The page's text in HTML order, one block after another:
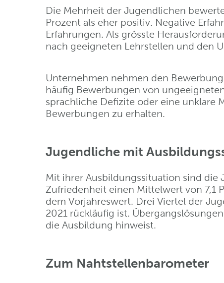
Die Mehrheit der Jugendlichen
Prozent als eher positiv. Negative
Erfahrungen. Als grösste
nach geeigneten Lehrstellen und den
Unternehmen nehmen den
häufig Bewerbungen von
sprachliche Defizite oder eine unklare
Bewerbungen zu erhalten.
Jugendliche mit
Mit ihrer Ausbildungssituation sind die
Zufriedenheit einen Mittelwert von 7,1
dem Vorjahreswert. Drei Viertel der
2021 rückläufig ist.
die Ausbildung hinweist.
Zum Nahtstellenbarometer